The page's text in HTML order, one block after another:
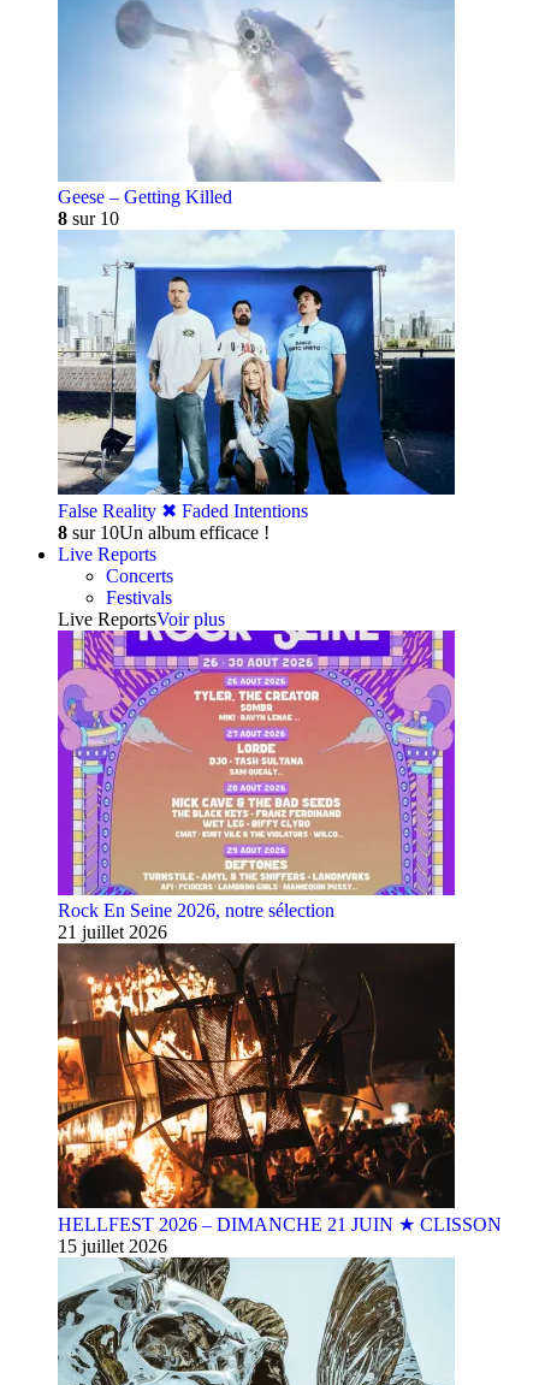
Geese – Getting Killed
8 sur 10
False Reality ✖︎ Faded Intentions
8 sur 10Un album efficace !
Live Reports
Concerts
Festivals
Live ReportsVoir plus
Rock En Seine 2026, notre sélection
21 juillet 2026
HELLFEST 2026 – DIMANCHE 21 JUIN ★ CLISSON
15 juillet 2026